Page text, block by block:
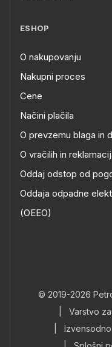
ESHOP
O nakupovanju
Nakupni proces
Cene
Načini plačila
O prevzemu blaga in
O vračilih in
Oddaj odstop od
Oddaja odpadne
(OEEO)
© 2019-2026
Varstvo